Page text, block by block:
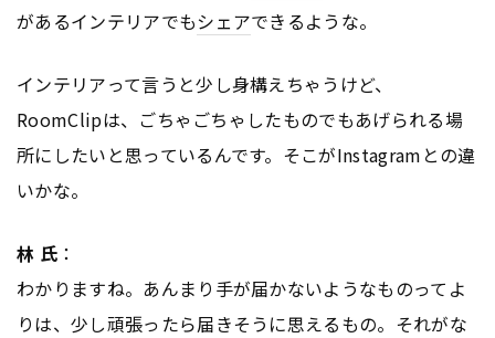
があるインテリアでもシェアできるような。
インテリアって言うと少し身構えちゃうけど、
RoomClipは、ごちゃごちゃしたものでもあげられる場
所にしたいと思っているんです。そこがInstagramとの違
いかな。
林 氏：
わかりますね。あんまり手が届かないようなものってよ
りは、少し頑張ったら届きそうに思えるもの。それがな